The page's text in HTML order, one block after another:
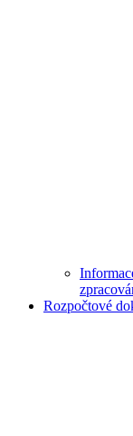
Rozpočtové